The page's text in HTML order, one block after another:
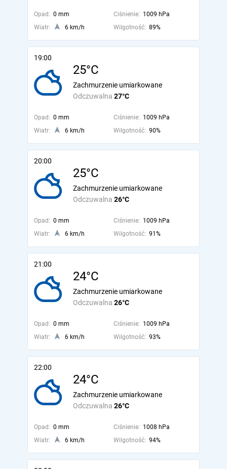
Opad: 0 mm Ciśnienie: 1009 hPa
Wiatr:
6 km/h Wilgotność: 89%
19:00
25°C
Odczuwalna 27°C
Zachmurzenie umiarkowane
Opad: 0 mm Ciśnienie: 1009 hPa
Wiatr:
6 km/h Wilgotność: 90%
20:00
25°C
Odczuwalna 26°C
Zachmurzenie umiarkowane
Opad: 0 mm Ciśnienie: 1009 hPa
Wiatr:
6 km/h Wilgotność: 91%
21:00
24°C
Odczuwalna 26°C
Zachmurzenie umiarkowane
Opad: 0 mm Ciśnienie: 1009 hPa
Wiatr:
6 km/h Wilgotność: 93%
22:00
24°C
Odczuwalna 26°C
Zachmurzenie umiarkowane
Opad: 0 mm Ciśnienie: 1008 hPa
Wiatr:
6 km/h Wilgotność: 94%